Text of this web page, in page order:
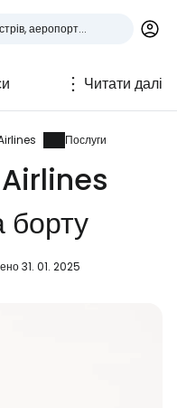
Читати далі
Послуги
борту
31. 01. 2025
Google
Facebook